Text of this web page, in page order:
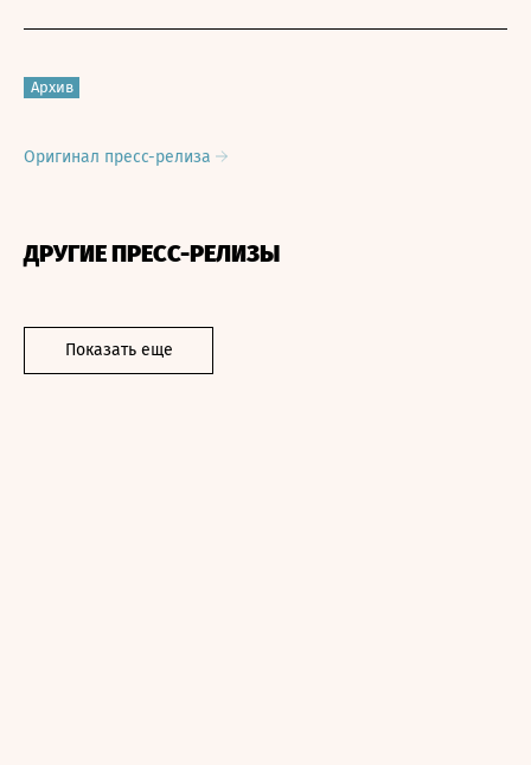
Архив
Оригинал пресс-релиза
ДРУГИЕ ПРЕСС-РЕЛИЗЫ
Показать еще